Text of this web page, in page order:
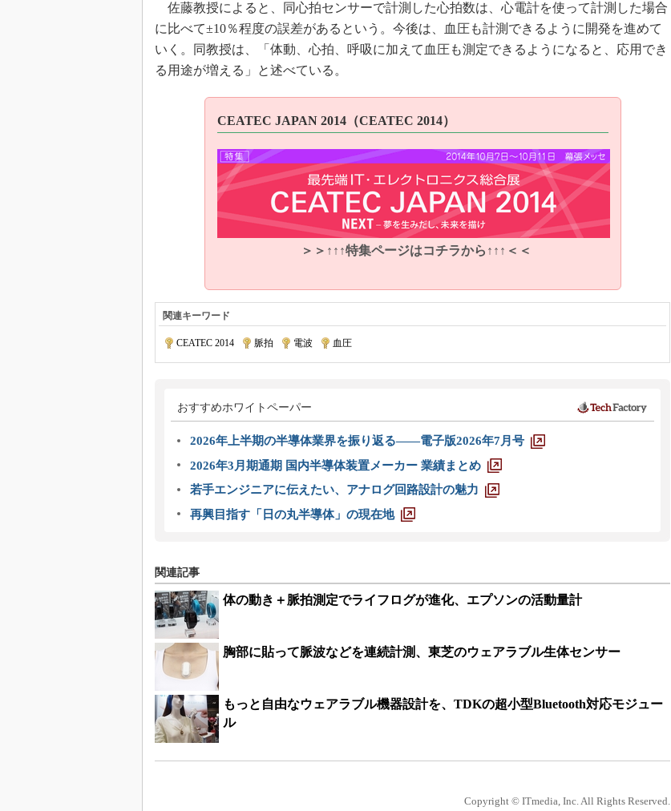
佐藤教授によると、同心拍センサーで計測した心拍数は、心電計を使って計測した場合
に比べて±10％程度の誤差があるという。今後は、血圧も計測できるように開発を進めて
いく。同教授は、「体動、心拍、呼吸に加えて血圧も測定できるようになると、応用でき
る用途が増える」と述べている。
CEATEC JAPAN 2014（CEATEC 2014）
＞＞↑↑↑特集ページはコチラから↑↑↑＜＜
関連キーワード
CEATEC 2014 脈拍 電波 血圧
おすすめホワイトペーパー
2026年上半期の半導体業界を振り返る――電子版2026年7月号
2026年3月期通期 国内半導体装置メーカー 業績まとめ
若手エンジニアに伝えたい、アナログ回路設計の魅力
再興目指す「日の丸半導体」の現在地
関連記事
体の動き＋脈拍測定でライフログが進化、エプソンの活動量計
胸部に貼って脈波などを連続計測、東芝のウェアラブル生体センサー
もっと自由なウェアラブル機器設計を、TDKの超小型Bluetooth対応モジュー
ル
Copyright © ITmedia, Inc. All Rights Reserved.